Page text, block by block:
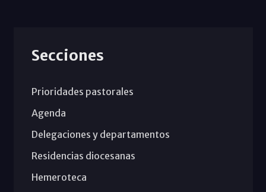
Secciones
Prioridades pastorales
Agenda
Delegaciones y departamentos
Residencias diocesanas
Hemeroteca